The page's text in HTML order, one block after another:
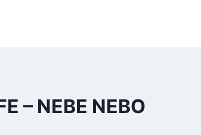
– NEBE NEBO